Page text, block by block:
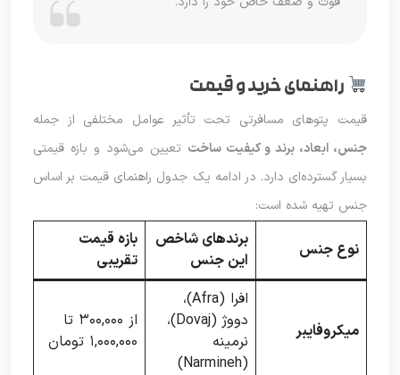
راهنمای خرید و قیمت
قیمت پتوهای مسافرتی تحت تأثیر عوامل مختلفی از جمله
جنس، ابعاد، برند و کیفیت ساخت تعیین می‌شود و بازه قیمتی
بسیار گسترده‌ای دارد. در ادامه یک جدول راهنمای قیمت بر اساس
جنس تهیه شده است:
نوع جنس
برندهای شاخص
این جنس
بازه قیمت
تقریبی
میکروفایبر
افرا (Afra)،
دووژ (Dovaj)،
نرمینه
(Narmineh)
از ۳۰۰,۰۰۰ تا
۱,۰۰۰,۰۰۰ تومان